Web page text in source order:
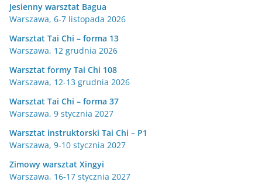
Jesienny warsztat Bagua
Warszawa, 6-7 listopada 2026
Warsztat Tai Chi – forma 13
Warszawa, 12 grudnia 2026
Warsztat formy Tai Chi 108
Warszawa, 12-13 grudnia 2026
Warsztat Tai Chi – forma 37
Warszawa, 9 stycznia 2027
Warsztat instruktorski Tai Chi – P1
Warszawa, 9-10 stycznia 2027
Zimowy warsztat Xingyi
Warszawa, 16-17 stycznia 2027